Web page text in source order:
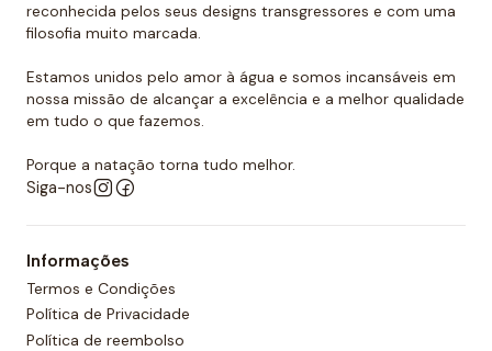
polo aquático seja agarrado pelos rivais, algo de vital
importância. Além disso, nossos calções não arrastam
água durante o movimento, melhorando a mobilidade
do homem que os usa. É por isso que eles podem ser
usados sem qualquer problema para natação ou
desportos aquáticos semelhantes.
Além disso, todos os calções de polo aquático têm
um forro completo na frente e nas costas e um
cordão ajustável para melhor adaptabilidade.
reconhecida pelos seus designs transgressores e com uma
filosofia muito marcada.
Estamos unidos pelo amor à água e somos incansáveis em
nossa missão de alcançar a excelência e a melhor qualidade
em tudo o que fazemos.
Porque a natação torna tudo melhor.
Siga-nos
Informações
Termos e Condições
Política de Privacidade
Política de reembolso